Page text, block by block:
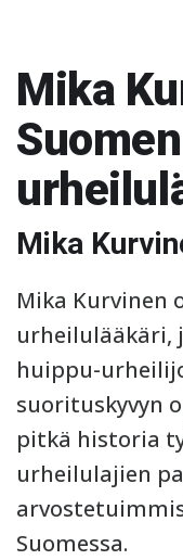
Mika
Mika
Mika Kurvinen
urheilulääkäri,
huippu-
suorituskyvyn
pitkä historia
urheilulajien
Suomessa.